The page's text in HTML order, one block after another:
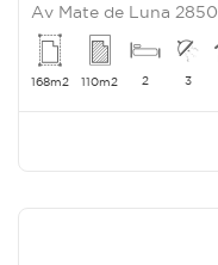
Av Mate de Luna 2850
168m2 110m2 2 3